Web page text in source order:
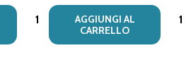
Quantità:
AGGIUNGI AL
CARRELLO